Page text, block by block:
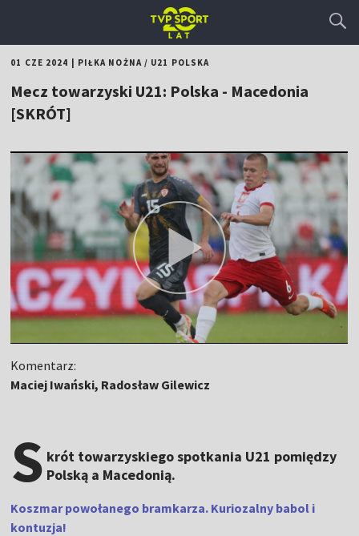
01 CZE 2024 PIŁKA NOŻNA/ U21 POLSKA
Mecz towarzyski U21: Polska - Macedonia
[SKRÓT]
Komentarz:
Maciej Iwański, Radosław Gilewicz
S krót towarzyskiego spotkania U21 pomiędzy
Polską a Macedonią.
Koszmar powołanego bramkarza. Kuriozalny babol i
kontuzja!